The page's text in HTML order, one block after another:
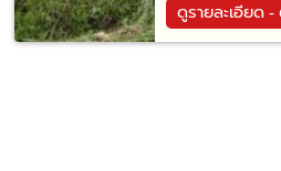
ดูรายละเอียด